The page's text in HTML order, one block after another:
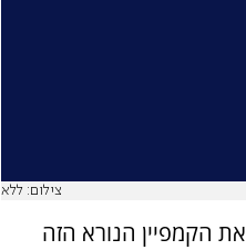
צילום: ללא
הקמפיין הנורא הזה